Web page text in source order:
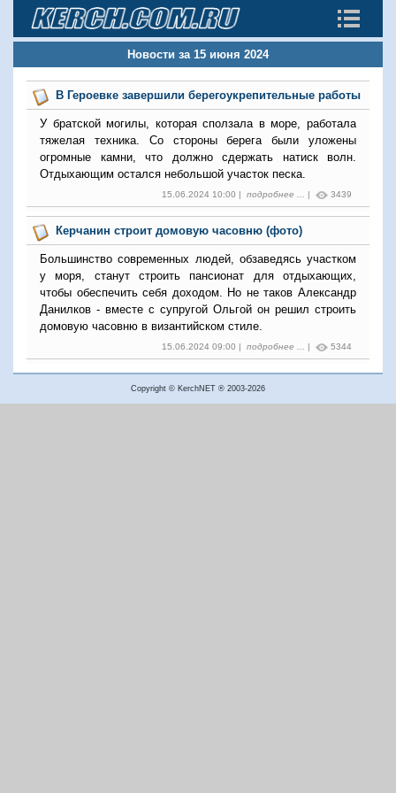
Новости за 15 июня 2024
В Героевке завершили берегоукрепительные работы
У братской могилы, которая сползала в море, работала
тяжелая техника. Со стороны берега были уложены
огромные камни, что должно сдержать натиск волн.
Отдыхающим остался небольшой участок песка.
15.06.2024 10:00 | подробнее ... | 3439
Керчанин строит домовую часовню (фото)
Большинство современных людей, обзаведясь участком
у моря, станут строить пансионат для отдыхающих,
чтобы обеспечить себя доходом. Но не таков Александр
Данилков - вместе с супругой Ольгой он решил строить
домовую часовню в византийском стиле.
15.06.2024 09:00 | подробнее ... | 5344
Copyright © KerchNET ® 2003-2026